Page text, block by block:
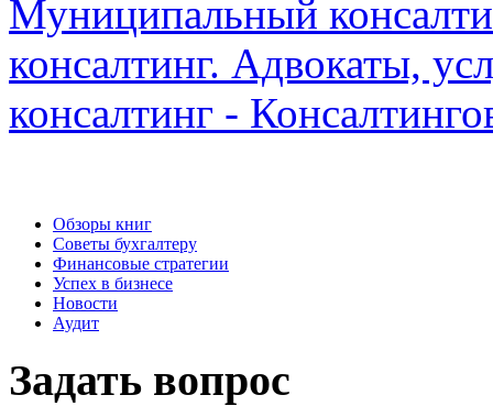
Обзоры книг
Советы бухгалтеру
Финансовые стратегии
Успех в бизнесе
Новости
Аудит
Задать вопрос